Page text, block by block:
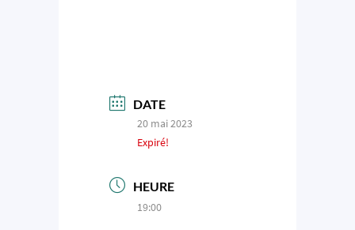
DATE
20 mai 2023
Expiré!
HEURE
19:00